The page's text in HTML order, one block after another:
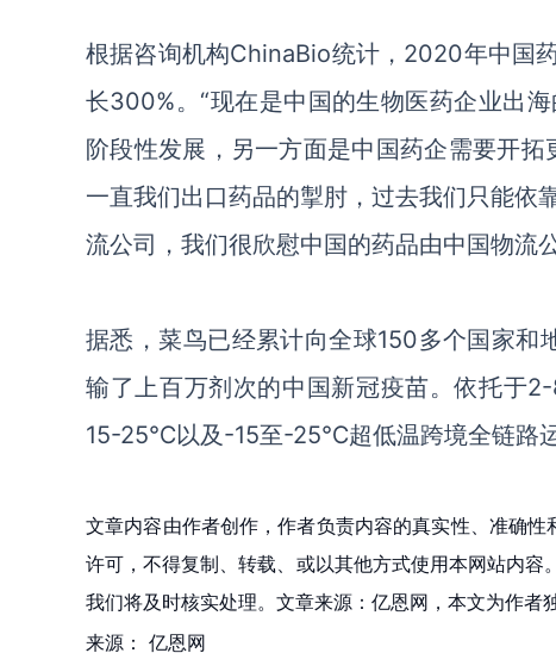
根据咨询机构ChinaBio统计，2020年中国
长300%。“现在是中国的生物医药企业出
阶段性发展，另一方面是中国药企需要开
一直我们出口药品的掣肘，过去我们只能依
流公司，我们很欣慰中国的药品由中国物流
据悉，菜鸟已经累计向全球150多个国家和
输了上百万剂次的中国新冠疫苗。依托于
15-25℃以及-15至-25℃超低温跨境全链路运
文章内容由作者创作，作者负责内容的真实性、准确
许可，不得复制、转载、或以其他方式使用本网站内
我们将及时核实处理。文章来源：亿恩网，本文为作者
来源： 亿恩网